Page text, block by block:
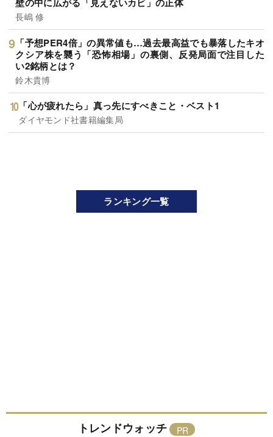
壁の中に広がる「見えないカビ」の正体
長嶋 修
「予想PER4倍」の異常値も…過去最高益でも暴落したキオ
クシア株を襲う「恐怖相場」の裏側、反発局面で注目した
い2銘柄とは？
鈴木貴博
「心が疲れたら」真っ先にすべきこと・ベスト1
ダイヤモンド社書籍編集局
ランキング一覧
トレンドウォッチ